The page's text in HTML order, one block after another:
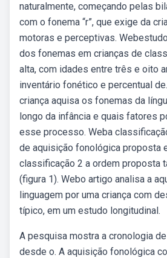
naturalmente, começando pelas
com o fonema “r”, que exige da
motoras e perceptivas.
dos fonemas em crianças de
alta, com idades entre três e oito
inventário fonético e percentual
criança aquisa os fonemas da
longo da infância e quais fatores
esse processo. Weba
de aquisição fonológica proposta
classificação 2 a ordem proposta
(figura 1). Webo artigo analisa a
linguagem por uma criança com
típico, em um estudo longitudinal.
A pesquisa mostra a cronologia
desde o. A aquisição fonológica